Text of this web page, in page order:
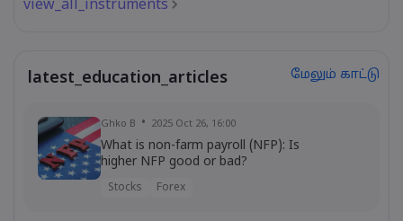
view_all_instruments
latest_education_articles மேலும் காட்டு
Ghko B 2025 Oct 26, 16:00
What is non-farm payroll (NFP): Is
higher NFP good or bad?
Stocks Forex